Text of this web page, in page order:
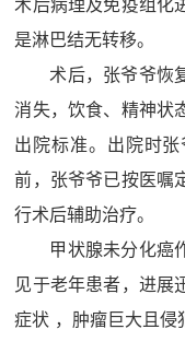
术后病理及免疫组化
是淋巴结无转移。
术后，张爷爷恢
消失，饮食、精神状
出院标准。出院时
前，张爷爷已按医嘱
行术后辅助治疗。
甲状腺未分化癌
见于老年患者，进展
症状 ，肿瘤巨大且侵